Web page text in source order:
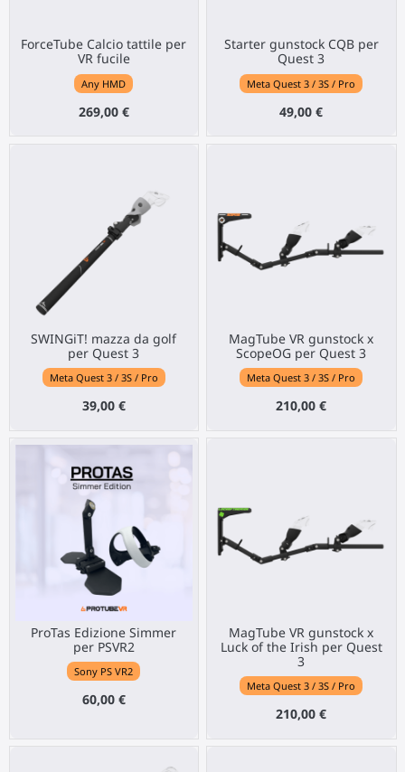
ForceTube Calcio tattile per
VR fucile
Any HMD
269,00 €
Starter gunstock CQB per
Quest 3
Meta Quest 3 / 3S / Pro
49,00 €
SWINGiT! mazza da golf
per Quest 3
Meta Quest 3 / 3S / Pro
39,00 €
MagTube VR gunstock x
ScopeOG per Quest 3
Meta Quest 3 / 3S / Pro
210,00 €
ProTas Edizione Simmer
per PSVR2
Sony PS VR2
60,00 €
MagTube VR gunstock x
Luck of the Irish per Quest
3
Meta Quest 3 / 3S / Pro
210,00 €